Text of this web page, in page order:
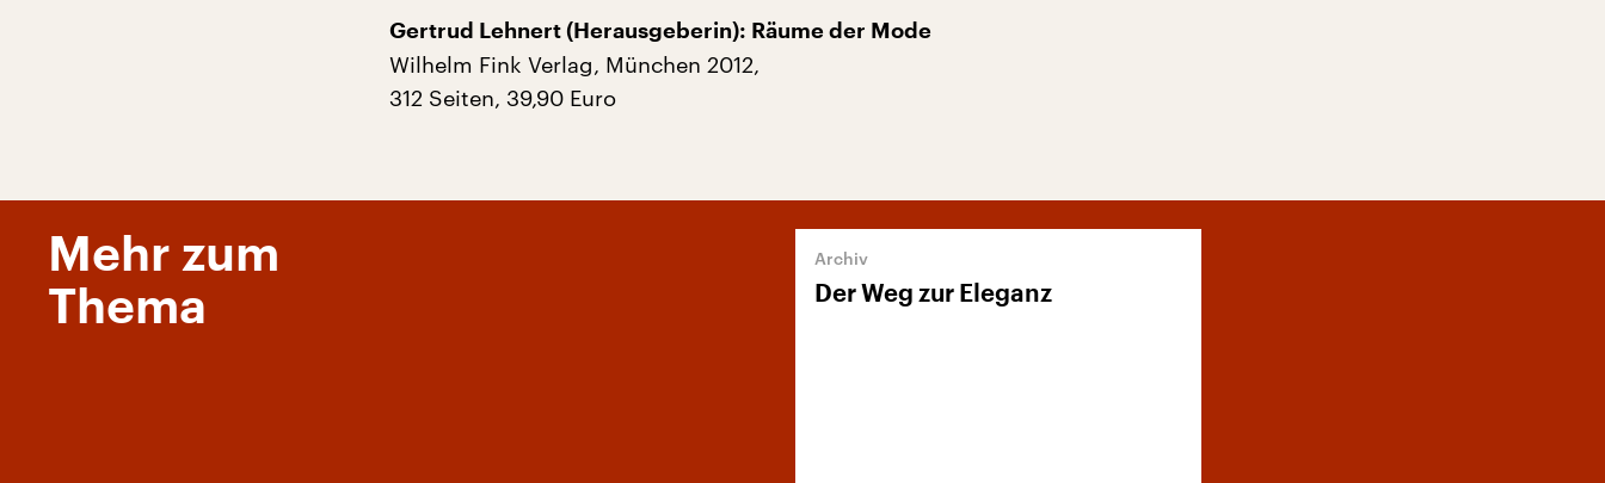
Gertrud Lehnert (Herausgeberin): Räume der Mode
Wilhelm Fink Verlag, München 2012,
312 Seiten, 39,90 Euro
Mehr zum
Thema
Der Weg zur Eleganz